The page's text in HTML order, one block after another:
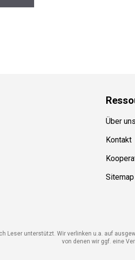
Leser unterstützt. Wir verlinken u.a. auf